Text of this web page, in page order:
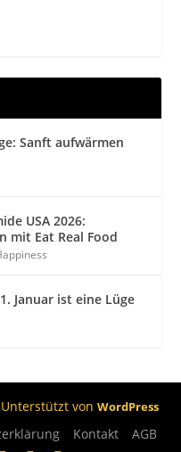
Sanft aufwärmen
USA 2026:
mit Eat Real Food
Januar ist eine Lüge
von WordPress
Kontakt AGB